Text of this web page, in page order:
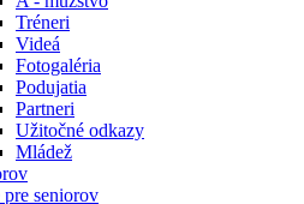
Tréneri
Videá
Fotogaléria
Podujatia
Partneri
Užitočné odkazy
Mládež
pre seniorov